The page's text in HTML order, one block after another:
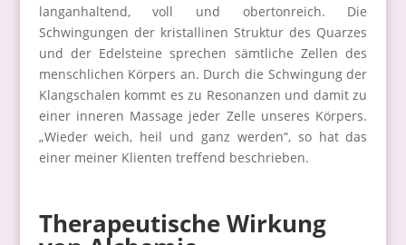
langanhaltend, voll und obertonreich. Die
Schwingungen der kristallinen Struktur des Quarzes
und der Edelsteine sprechen sämtliche Zellen des
menschlichen Körpers an. Durch die Schwingung der
Klangschalen kommt es zu Resonanzen und damit zu
einer inneren Massage jeder Zelle unseres Körpers.
„Wieder weich, heil und ganz werden“, so hat das
einer meiner Klienten treffend beschrieben.
Therapeutische Wirkung